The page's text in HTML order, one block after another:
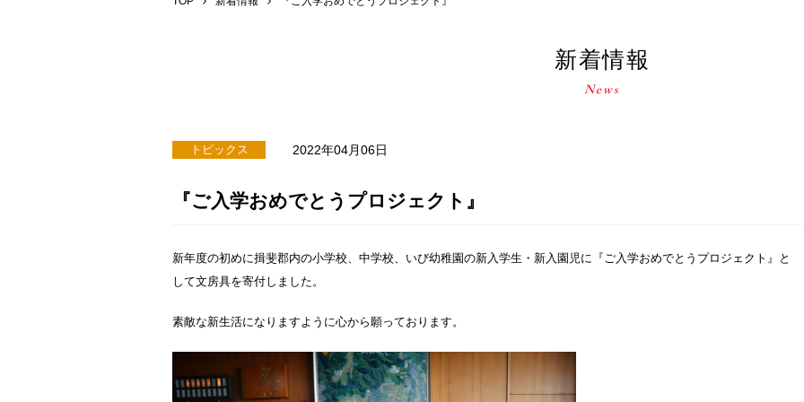
新着情報
トピックス 2022年04月06日
『ご入学おめでとうプロジェクト』
新年度の初めに揖斐郡内の小学校、中学校、いび幼稚園の新入学生・新入園児に『ご入学おめでとうプロジェクト』と
して文房具を寄付しました。
素敵な新生活になりますように心から願っております。